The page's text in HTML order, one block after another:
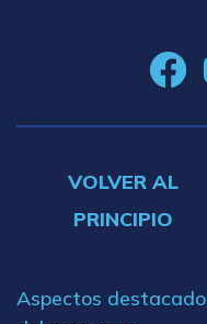
VOLVER AL
PRINCIPIO
Aspectos